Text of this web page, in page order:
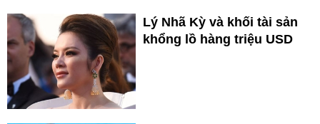
Lý Nhã Kỳ và khối tài sản
khổng lồ hàng triệu USD